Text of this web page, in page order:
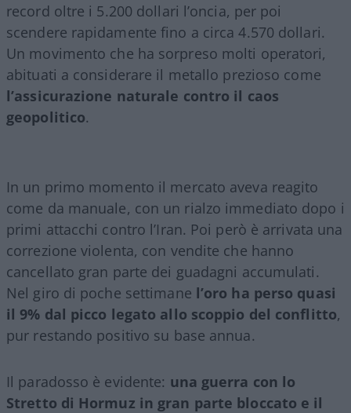
record oltre i 5.200 dollari l’oncia, per poi
scendere rapidamente fino a circa 4.570 dollari.
Un movimento che ha sorpreso molti operatori,
abituati a considerare il metallo prezioso come
l’assicurazione naturale contro il caos
geopolitico.
In un primo momento il mercato aveva reagito
come da manuale, con un rialzo immediato dopo i
primi attacchi contro l’Iran. Poi però è arrivata una
correzione violenta, con vendite che hanno
cancellato gran parte dei guadagni accumulati.
Nel giro di poche settimane l’oro ha perso quasi
il 9% dal picco legato allo scoppio del conflitto,
pur restando positivo su base annua.
Il paradosso è evidente: una guerra con lo
Stretto di Hormuz in gran parte bloccato e il